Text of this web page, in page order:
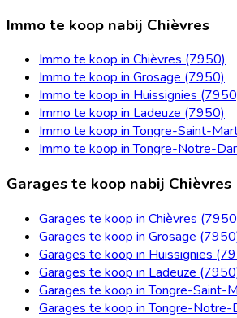
Immo te koop nabij Chièvres
Immo te koop in Chièvres (7950)
Immo te koop in Grosage (7950)
Immo te koop in Huissignies
Immo te koop in Ladeuze (7950)
Immo te koop in Tongre-Saint-
Immo te koop in Tongre-Notre-
Garages te koop nabij Chièvres
Garages te koop in Chièvres
Garages te koop in Grosage
Garages te koop in Huissignies
Garages te koop in Ladeuze
Garages te koop in Tongre-Saint-
Garages te koop in Tongre-